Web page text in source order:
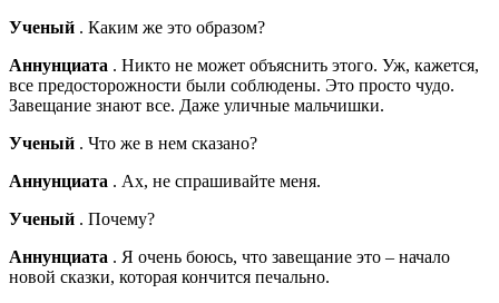
Ученый . Каким же это образом?
Аннунциата . Никто не может объяснить этого. Уж, кажется,
все предосторожности были соблюдены. Это просто чудо.
Завещание знают все. Даже уличные мальчишки.
Ученый . Что же в нем сказано?
Аннунциата . Ах, не спрашивайте меня.
Ученый . Почему?
Аннунциата . Я очень боюсь, что завещание это – начало
новой сказки, которая кончится печально.